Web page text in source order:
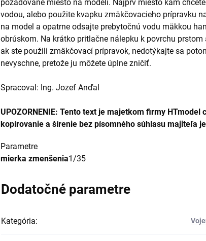
požadované miesto na modeli. Najprv miesto kam
vodou, alebo použite kvapku zmäkčovacieho prípravku
na model a opatrne odsajte prebytočnú vodu mäkkou
obrúskom. Na krátko pritlačne nálepku k povrchu
ak ste použili zmäkčovací prípravok, nedotýkajte sa
nevyschne, pretože ju môžete úplne zničiť.
Spracoval: Ing. Jozef Anďal
UPOZORNENIE: Tento text je majetkom firmy
kopírovanie a šírenie bez písomného súhlasu majiteľa
Parametre
mierka zmenšenia1/35
Dodatočné parametre
Kategória: